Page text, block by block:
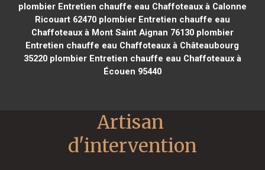
plombier Entretien chauffe eau Chaffoteaux à Calonne
Ricouart 62470plombier Entretien chauffe eau
Chaffoteaux à Mont Saint Aignan 76130plombier
Entretien chauffe eau Chaffoteaux à Châteaubourg
35220plombier Entretien chauffe eau Chaffoteaux à
Écouen 95440
Artisan
d'intervention